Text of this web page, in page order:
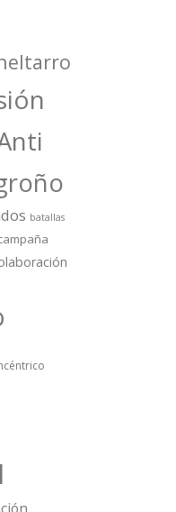
batallas